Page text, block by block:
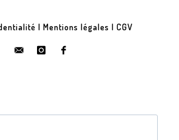
| Mentions légales | CGV